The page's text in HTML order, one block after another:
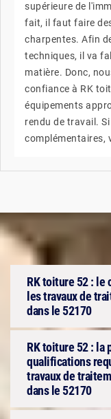
supérieure de
fait, il faut faire
charpentes. Afin
techniques, il va
matière. Donc,
confiance à RK
équipements
rendu de travail.
complémentaires,
RK toiture 52 : le
les travaux de
dans le 52170
RK toiture 52 : la
qualifications
travaux de
dans le 52170